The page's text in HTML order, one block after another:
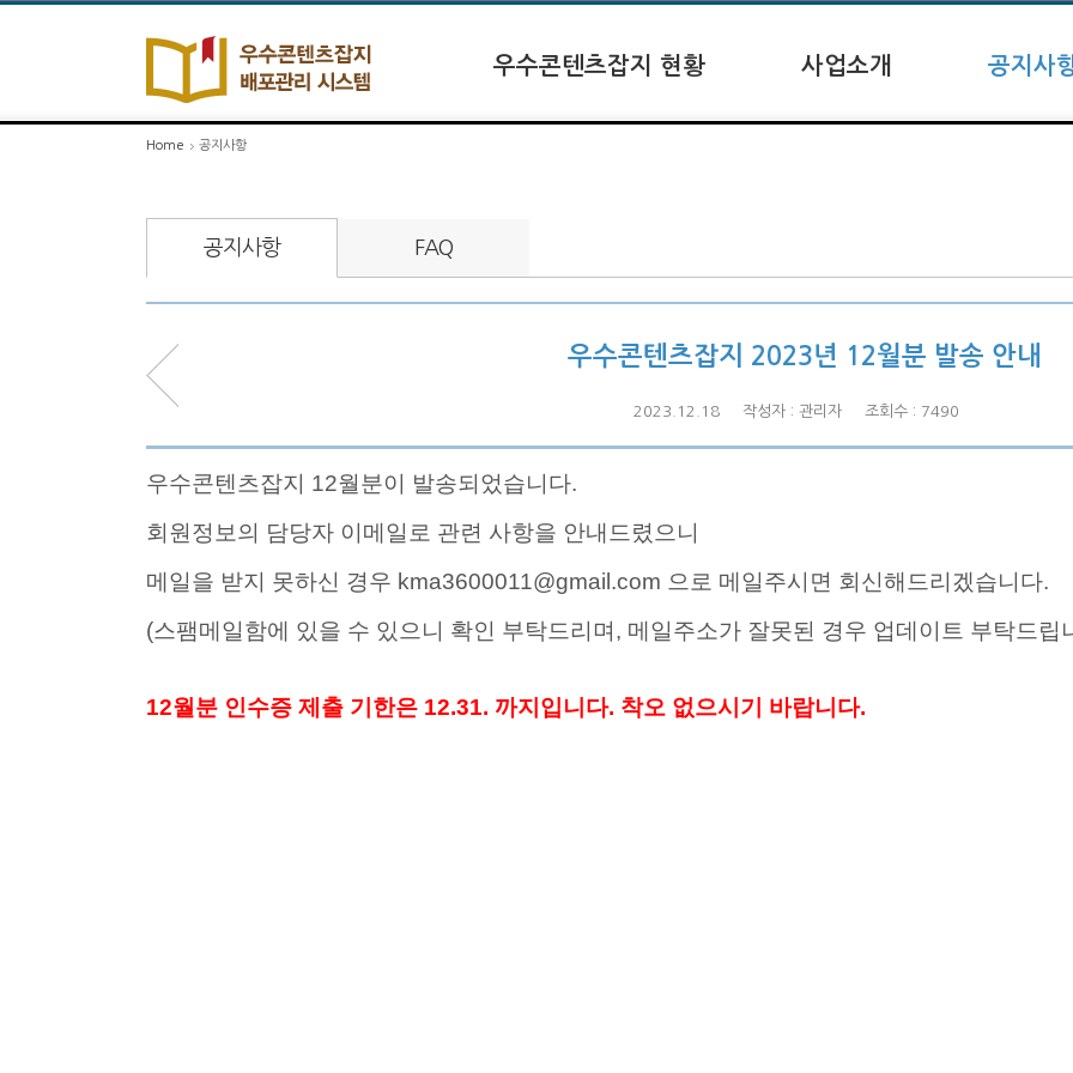
우수콘텐츠잡지 현황 사업소개 공지사
Home 공지사항
공지사항 FAQ
우수콘텐츠잡지 2023년 12월분 발송 안내
2023.12.18 작성자 : 관리자 조회수 : 7490
우수콘텐츠잡지 12월분이 발송되었습니다.
회원정보의 담당자 이메일로 관련 사항을 안내드렸으니
메일을 받지 못하신 경우 kma3600011@gmail.com 으로 메일주시면 회신해드리겠습니다.
(스팸메일함에 있을 수 있으니 확인 부탁드리며, 메일주소가 잘못된 경우 업데이트 부탁드립
12월분 인수증 제출 기한은 12.31. 까지입니다. 착오 없으시기 바랍니다.